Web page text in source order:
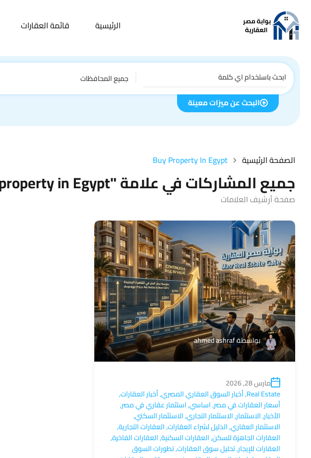
الرئيسية قائمة العقارات
جميع المحافظات
البحث عن ميزات معينة
الصفحة الرئيسية Buy Property In Egypt
جميع المشاركات في علامة "Buy property in Egypt"
صفحة أرشيف العلامات
بواسطةahmed ashraf
مارس 28, 2026
Real Estate
,أخبار السوق العقاري المصري,أخبار العقارات,
أسعار العقارات في مصر,اساسي,استثمار عقاري في مصر,
الأخبار,الاستثمار,الاستثمار التجاري,الاستثمار السكني,
الاستثمار العقاري,الدليل لشراء العقارات,العقارات التجارية,
العقارات الجاهزة للسكن,العقارات السكنية,العقارات الفاخرة,
العقارات للإيجار,تحليل سوق العقارات,تطورات السوق